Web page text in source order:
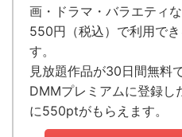
画・ドラマ・バラエティ
550円（税込）で利用で
す。
見放題作品が30日間無料
DMMプレミアムに登録し
に550ptがもらえます。